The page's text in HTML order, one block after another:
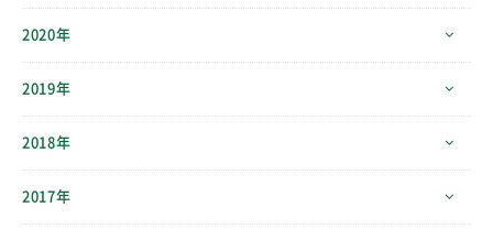
2020年
2019年
2018年
2017年